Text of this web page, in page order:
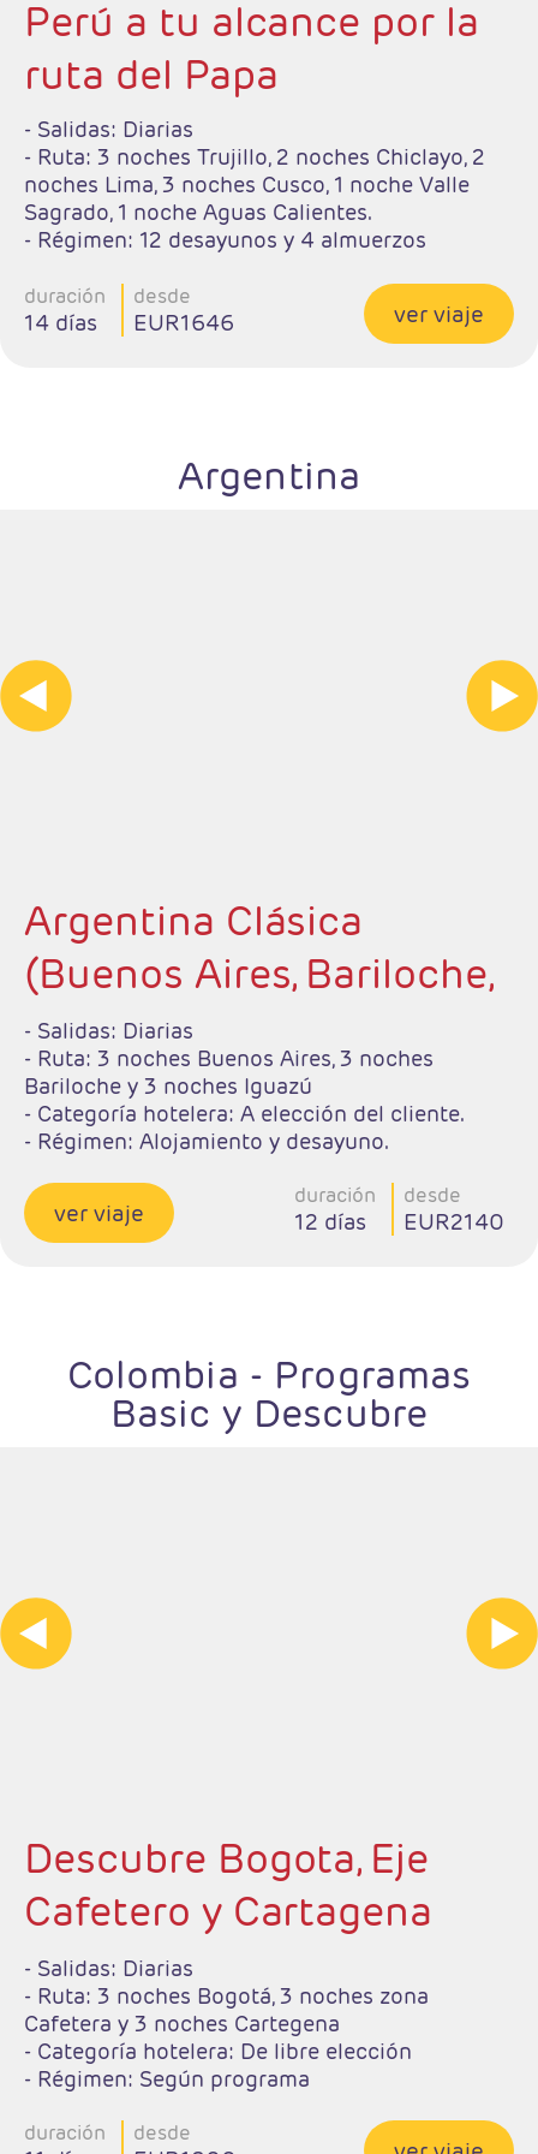
Perú a tu alcance por la
ruta del Papa
- Salidas: Diarias
- Ruta: 3 noches Trujillo, 2 noches Chiclayo, 2
noches Lima, 3 noches Cusco, 1 noche Valle
Sagrado, 1 noche Aguas Calientes.
- Régimen: 12 desayunos y 4 almuerzos
duración
14 días
desde
EUR1646 ver viaje
Argentina
Argentina Clásica
(Buenos Aires, Bariloche,
Iguazú)
- Salidas: Diarias
- Ruta: 3 noches Buenos Aires, 3 noches
Bariloche y 3 noches Iguazú
- Categoría hotelera: A elección del cliente.
- Régimen: Alojamiento y desayuno.
duración
12 días
desde
EUR2140
ver viaje
Colombia - Programas
Basic y Descubre
Descubre Bogota, Eje
Cafetero y Cartagena
Completo
- Salidas: Diarias
- Ruta: 3 noches Bogotá, 3 noches zona
Cafetera y 3 noches Cartegena
- Categoría hotelera: De libre elección
- Régimen: Según programa
duración desde